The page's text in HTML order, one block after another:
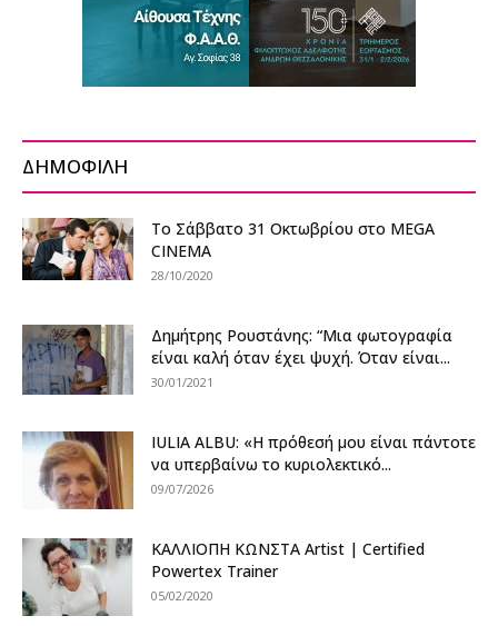
ΔΗΜΟΦΙΛΗ
Το Σάββατο 31 Οκτωβρίου στο MEGA
CINEMA
28/10/2020
Δημήτρης Ρουστάνης: “Μια φωτογραφία
είναι καλή όταν έχει ψυχή. Όταν είναι...
30/01/2021
IULIA ALBU: «Η πρόθεσή μου είναι πάντοτε
να υπερβαίνω το κυριολεκτικό...
09/07/2026
ΚΑΛΛΙΟΠΗ ΚΩΝΣΤΑ Artist | Certified
Powertex Trainer
05/02/2020